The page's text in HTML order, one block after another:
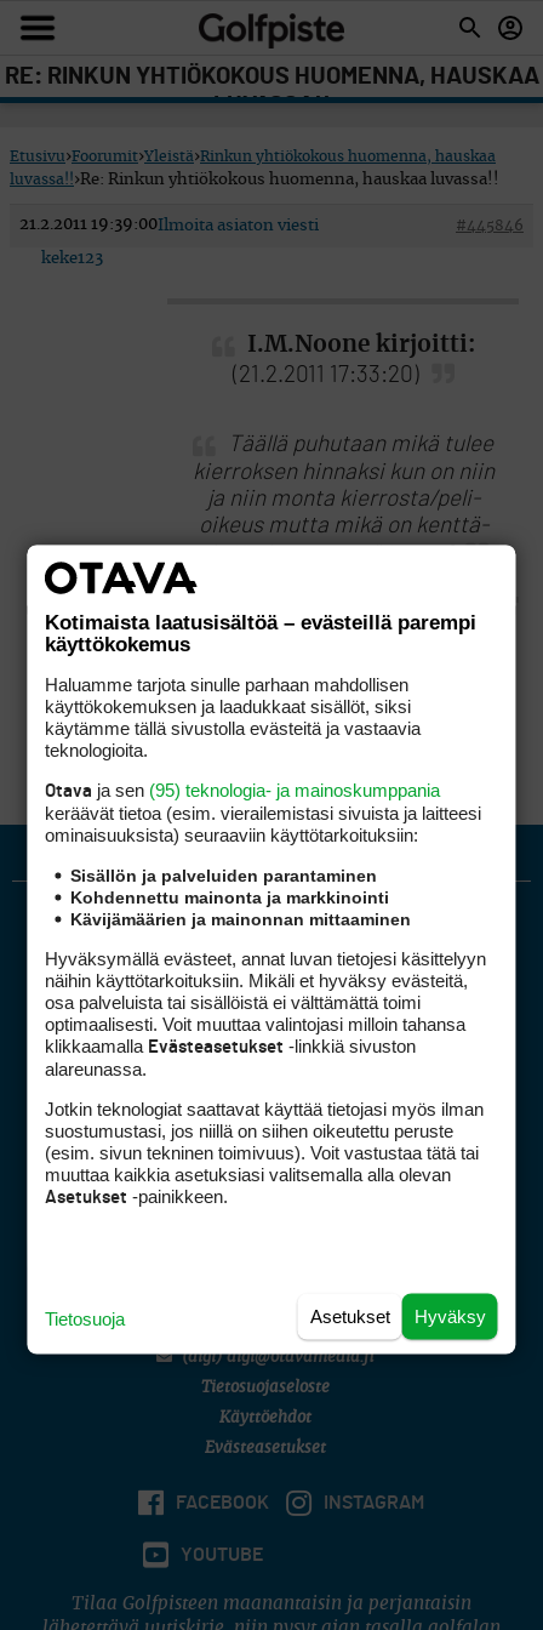
RE: RINKUN YHTIÖKOKOUS HUOMENNA, HAUSKAA
LUVASSA!!
Etusivu›Foorumit›Yleistä›Rinkun yhtiökokous huomenna, hauskaa
luvassa!!›Re: Rinkun yhtiökokous huomenna, hauskaa luvassa!!
21.2.2011 19:39:00 #445846
Ilmoita asiaton viesti
keke123
I.M.Noone kirjoitti:
(21.2.2011 17:33:20)
Täällä puhutaan mikä tulee
kierroksen hinnaksi kun on niin
ja niin monta kierrosta/peli-
oikeus mutta mikä on kenttä-
Kierroksen muuttuva kustannus ei ole montaa
Golfpiste mediakortti
Tietoa verkon kävijöistä
Golfpisteen yhteystiedot
DSA avoimuusraportti
Avoinna ma–pe 8–17
(digi) digi@otavamedia.fi
Tietosuojaseloste
Käyttöehdot
Evästeasetukset
FACEBOOK INSTAGRAM
YOUTUBE
Tilaa Golfpisteen maanantaisin ja perjantaisin
Kotimaista laatusisältöä – evästeillä parempi
käyttökokemus
Haluamme tarjota sinulle parhaan mahdollisen
käyttökokemuksen ja laadukkaat sisällöt, siksi
käytämme tällä sivustolla evästeitä ja vastaavia
teknologioita.
Otava ja sen (95) teknologia- ja mainoskumppania
keräävät tietoa (esim. vierailemis­tasi sivuista ja laitteesi
ominaisuuk­sista) seuraaviin käyttötarkoituksiin:
Sisällön ja palveluiden parantaminen
Kohdennettu mainonta ja markkinointi
Kävijämäärien ja mainonnan mittaaminen
Hyväksymällä evästeet, annat luvan tietojesi käsittelyyn
näihin käyttötarkoituksiin. Mikäli et hyväksy evästeitä,
osa palveluista tai sisällöistä ei välttämättä toimi
optimaalisesti. Voit muuttaa valintojasi milloin tahansa
klikkaamalla Evästeasetukset -linkkiä sivuston
alareunassa.
Jotkin teknologiat saattavat käyttää tietojasi myös ilman
suostumustasi, jos niillä on siihen oikeutettu peruste
(esim. sivun tekninen toimivuus). Voit vastustaa tätä tai
muuttaa kaikkia asetuksiasi valitsemalla alla olevan
Asetukset -painikkeen.
Hyväksy
Asetukset
Tietosuoja